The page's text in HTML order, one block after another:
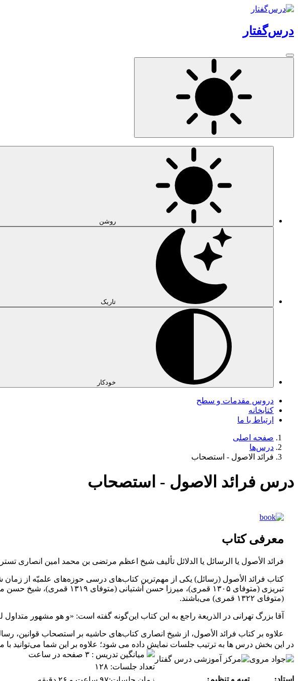
درس‌گفتار
دروس مقدمات و سطح
کتابخانه
ارتباط با ما
صفحه اصلی
درس‌ها
فرائد الاصول - استصحاب
درس فرائد الاصول - استصحاب
معرفی کتاب
فرائد الأصول یا الرسائل یا الدلائل تألیف شيخ اعظم مرتضى بن محمد امين انصارى تسترى نجفى
كتاب فرائد الأصول (رسائل) يكى از مهم‌ترين كتاب‌هاى درسى حوزه‌هاى علميّه از زمان
(متوفاى ۱۳۲۲ قمرى) مى‌باشند.
آقا بزرگ تهرانى در الذريعة راجع به اين كتاب اين‌گونه گفته است: «و هو مشهور متداول لم
علاوه بر كتاب فرائد الأصول، از شيخ انصارى كتاب‌هاى حاشيه بر استصحاب
وضعیت کتاب
در این بخش درس ها به ترتیب جلسات نمایش داده می شود؛ علاوه بر این شما می‌توانید با
استاد: تهیه و تنظیم:
میانگین تدریس : ۳ صفحه در ساعت
تعداد جلسات: ۱۲۸